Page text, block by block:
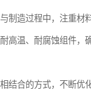
制造过程中，注重材
高温、耐腐蚀组件，
结合的方式，不断优